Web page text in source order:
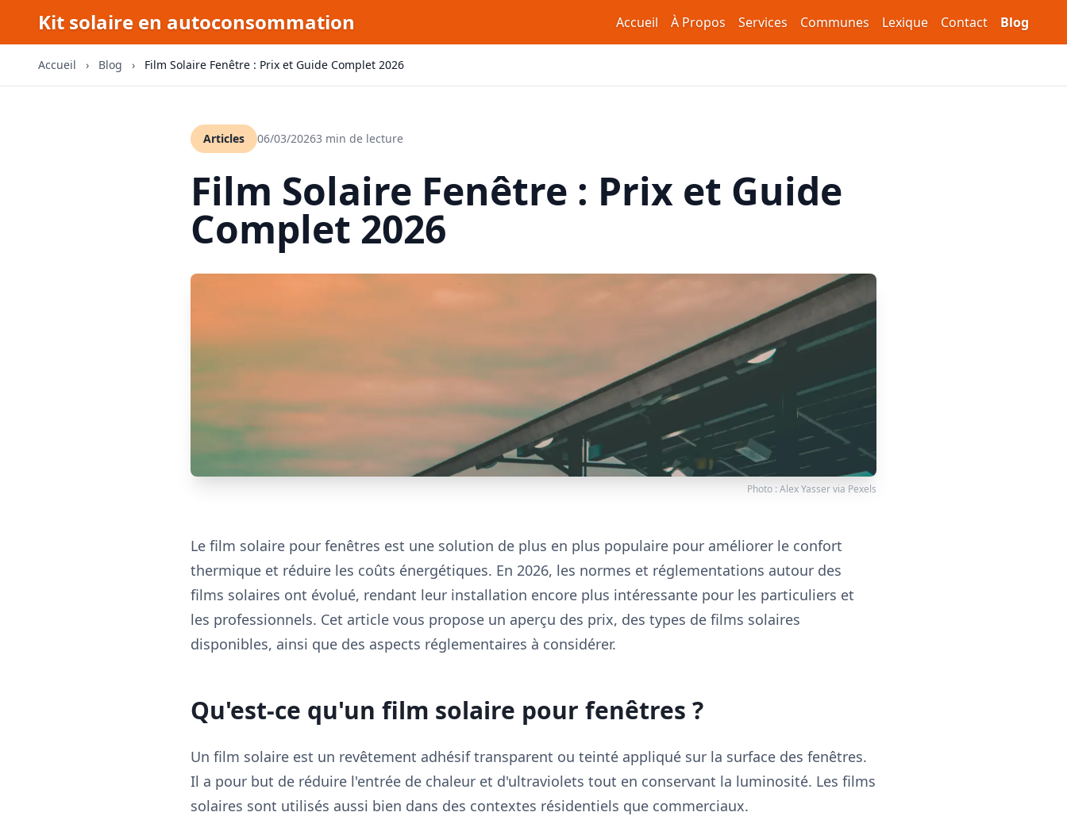
Kit solaire en autoconsommation Accueil À Propos Services Communes Lexique Contact Blog
Accueil › Blog › Film Solaire Fenêtre : Prix et Guide Complet 2026
Articles 06/03/20263 min de lecture
Film Solaire Fenêtre : Prix et Guide
Complet 2026
Photo :Alex Yasservia Pexels
Le film solaire pour fenêtres est une solution de plus en plus populaire pour améliorer le confort
thermique et réduire les coûts énergétiques. En 2026, les normes et réglementations autour des
films solaires ont évolué, rendant leur installation encore plus intéressante pour les particuliers et
les professionnels. Cet article vous propose un aperçu des prix, des types de films solaires
disponibles, ainsi que des aspects réglementaires à considérer.
Qu'est-ce qu'un film solaire pour fenêtres ?
Un film solaire est un revêtement adhésif transparent ou teinté appliqué sur la surface des fenêtres.
Il a pour but de réduire l'entrée de chaleur et d'ultraviolets tout en conservant la luminosité. Les films
solaires sont utilisés aussi bien dans des contextes résidentiels que commerciaux.